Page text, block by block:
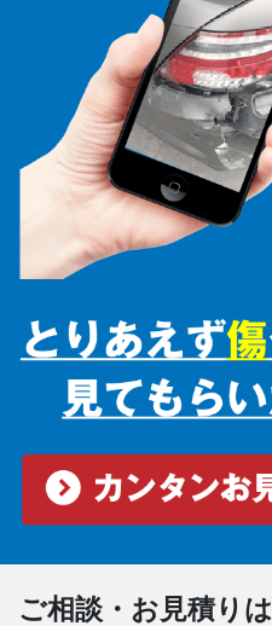
ご相談・お見積りは